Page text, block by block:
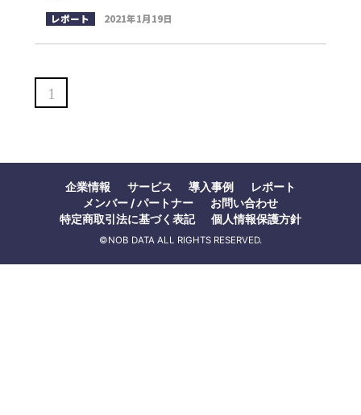
レポート 2021年1月19日
1
企業情報 サービス 導入事例
レポート
メンバー / パートナー
お問い合わせ
特定商取引法に基づく表記
個人情報保護方針
©NOB DATA ALL RIGHTS RESERVED.